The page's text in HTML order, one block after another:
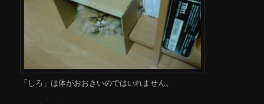
「しろ」は体がおおきいのではいれません。